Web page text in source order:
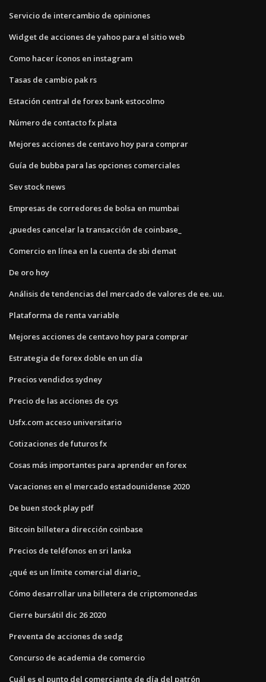
Servicio de intercambio de opiniones
Widget de acciones de yahoo para el sitio web
Como hacer íconos en instagram
Tasas de cambio pak rs
Estación central de forex bank estocolmo
Número de contacto fx plata
Mejores acciones de centavo hoy para comprar
Guía de bubba para las opciones comerciales
Sev stock news
Empresas de corredores de bolsa en mumbai
¿puedes cancelar la transacción de coinbase_
Comercio en línea en la cuenta de sbi demat
De oro hoy
Análisis de tendencias del mercado de valores de ee. uu.
Plataforma de renta variable
Mejores acciones de centavo hoy para comprar
Estrategia de forex doble en un día
Precios vendidos sydney
Precio de las acciones de cys
Usfx.com acceso universitario
Cotizaciones de futuros fx
Cosas más importantes para aprender en forex
Vacaciones en el mercado estadounidense 2020
De buen stock play pdf
Bitcoin billetera dirección coinbase
Precios de teléfonos en sri lanka
¿qué es un límite comercial diario_
Cómo desarrollar una billetera de criptomonedas
Cierre bursátil dic 26 2020
Preventa de acciones de sedg
Concurso de academia de comercio
Cuál es el punto del comerciante de día del patrón